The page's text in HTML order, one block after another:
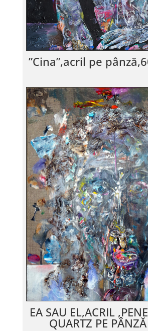
”Cina”,acril pe
EA SAU EL,ACRIL
QUARTZ PE